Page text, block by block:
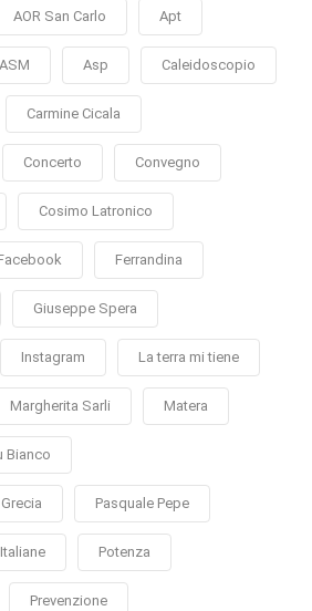
AOR San Carlo Apt
ASM Asp Caleidoscopio
Carmine Cicala
Concerto Convegno
Cosimo Latronico
Ferrandina
Giuseppe Spera
Instagram La terra mi tiene
Margherita Sarli Matera
Bianco
Pasquale Pepe
Potenza
Prevenzione